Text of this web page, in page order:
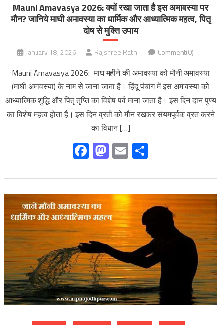
Mauni Amavasya 2026: क्यों रखा जाता है इस अमावस्या पर
मौन? जानिये माघी अमावस्या का धार्मिक और आध्यात्मिक महत्व, पितृ
दोष से मुक्ति उपाय
January 18, 2026 Rajshree Rathi Comment(0)
Mauni Amavasya 2026: माघ महीने की अमावस्या को मौनी अमावस्या
(माघी अमावस्या) के नाम से जाना जाता है। हिंदू पंचांग में इस अमावस्या को
आध्यात्मिक शुद्धि और पितृ तृप्ति का विशेष पर्व माना जाता है। इस दिन दान पुण्य
का विशेष महत्व होता है। इस दिन व्रती को मौन रखकर संयमपूर्वक व्रत करने
का विधान […]
Facebook
Mastodon
Email